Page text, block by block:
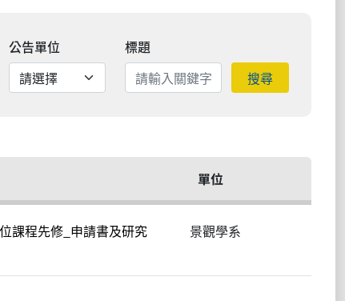
公告單位
標題
搜尋
單位
課程先修_申請書及研究
景觀學系